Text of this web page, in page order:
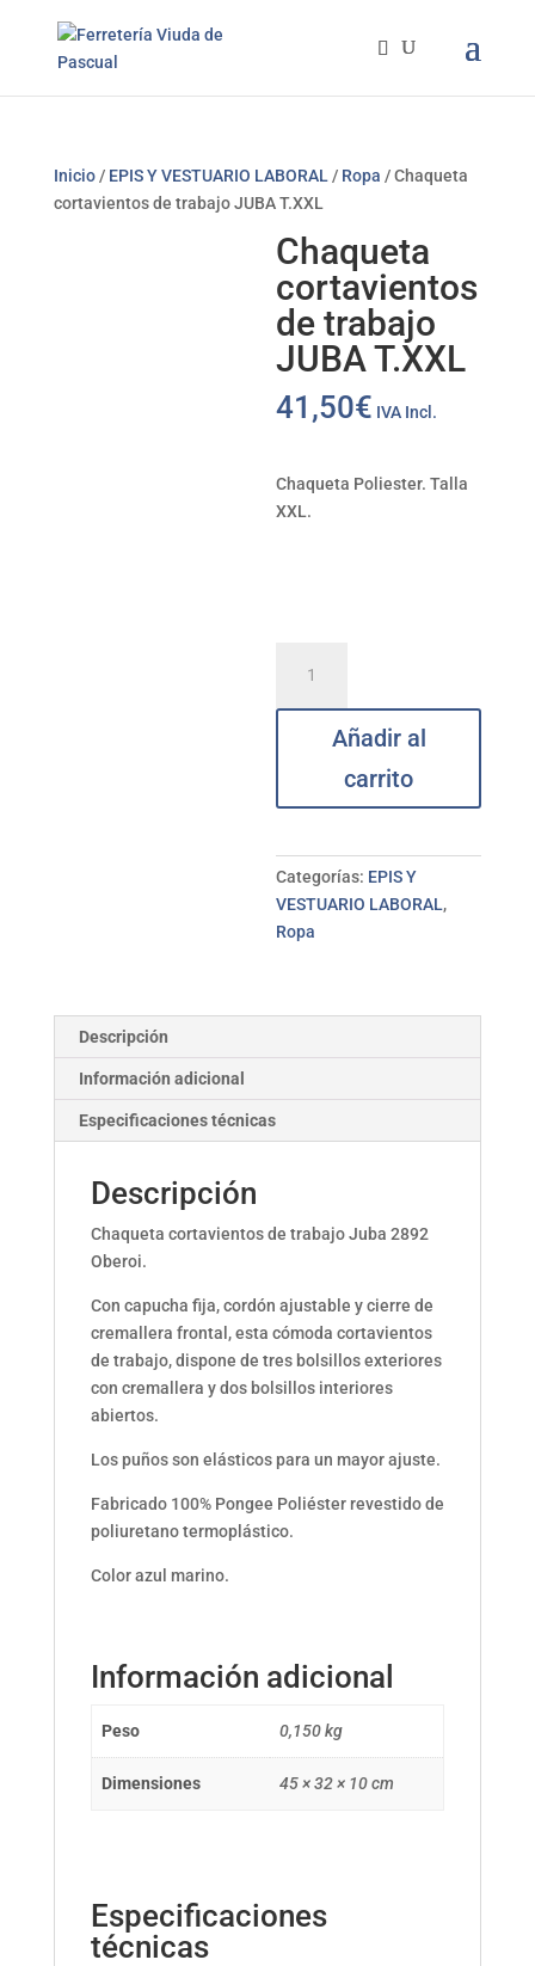
Inicio/ EPIS Y VESTUARIO LABORAL / Ropa / Chaqueta
cortavientos de trabajo JUBA T.XXL
Chaqueta
cortavientos
de trabajo
JUBA T.XXL
41,50€ IVA Incl.
Chaqueta Poliester. Talla
XXL.
cortavientos
de
Añadir al
carrito
Categorías: EPIS Y
VESTUARIO LABORAL,
Ropa
Descripción
Información adicional
Especificaciones técnicas
Descripción
Chaqueta cortavientos de trabajo Juba 2892
Oberoi.
Con capucha fija, cordón ajustable y cierre de
cremallera frontal, esta cómoda cortavientos
de trabajo, dispone de tres bolsillos exteriores
con cremallera y dos bolsillos interiores
abiertos.
Los puños son elásticos para un mayor ajuste.
Fabricado 100% Pongee Poliéster revestido de
poliuretano termoplástico.
Color azul marino.
Información adicional
Peso 0,150 kg
Dimensiones 45 × 32 × 10 cm
Especificaciones
técnicas